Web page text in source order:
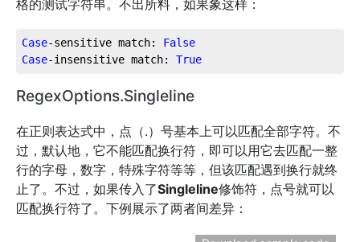
格的测试字符串。不出所料，如果象这样：
Case-sensitive match: False
Case-insensitive match: True
RegexOptions.Singleline
在正则表达式中，点（.）号基本上可以匹配全部字符。不
过，默认地，它不能匹配换行符，即可以用它去匹配一整
行的字母，数字，特殊字符等等，但该匹配遇到换行就终
止了。不过，如果传入了Singleline修饰符，点号就可以
匹配换行符了。下例展示了两者间差异：